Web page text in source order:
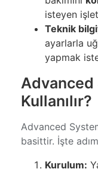
isteyen
Teknik
ayarlarla
yapmak
Advanced
Kullanılır?
Advanced
basittir. İşte
Kurulum: